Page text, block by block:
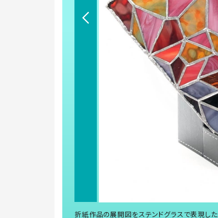
折紙作品の展開図をステンドグラスで表現した